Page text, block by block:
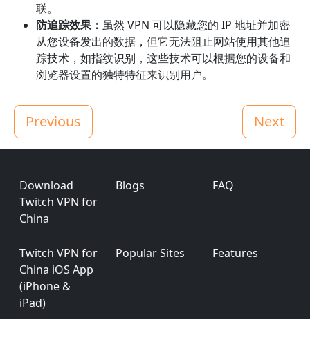
联。
防追踪效果： 虽然 VPN 可以隐藏您的 IP 地址并加密
从您设备发出的数据，但它无法阻止网站使用其他追
踪技术，如指纹识别，这些技术可以根据您的设备和
浏览器设置的独特特征来识别用户。
Previous Next
Footer
Download
Twitch VPN for
China
Blogs FAQ
Twitch VPN for
China iOS App
(iPhone &
iPad)
Popular Sites Features